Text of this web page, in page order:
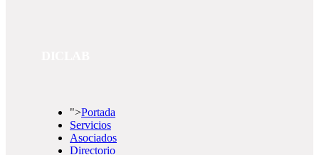
">Portada
Servicios
Asociados
Directorio